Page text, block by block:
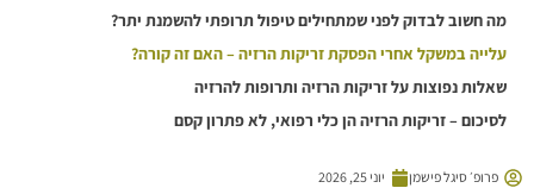
מה חשוב לבדוק לפני שמתחילים טיפול תרופתי להשמנת יתר?
עלייה במשקל אחרי הפסקת זריקות הרזיה – האם זה קורה?
שאלות נפוצות על זריקות הרזיה ותרופות להרזיה
לסיכום – זריקות הרזיה הן כלי רפואי, לא פתרון קסם
פרופ׳ סיגל פישמן יוני 25, 2026